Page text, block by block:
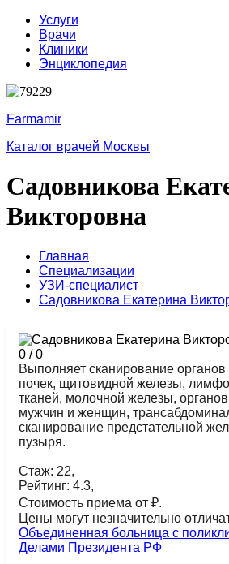
Услуги
Врачи
Клиники
Энциклопедия
Farmamir
Каталог врачей Москвы
Садовникова
Викторовна
Главная
Специализации
УЗИ-специалист
Садовникова Екатерина
0 /0
Выполняет сканирование
почек, щитовидной железы,
тканей, молочной железы,
мужчин и женщин,
сканирование предстательной
пузыря.
Стаж: 22,
Рейтинг: 4.3,
Стоимость приема от ₽.
Цены могут незначительно
Объединенная больница с
Делами Президента РФ